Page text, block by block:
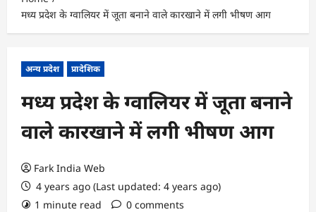
मध्य प्रदेश के ग्वालियर में जूता बनाने वाले कारखाने में लगी भीषण आग
अन्य प्रदेश प्रादेशिक
मध्य प्रदेश के ग्वालियर में जूता बनाने
वाले कारखाने में लगी भीषण आग
Fark India Web
4 years ago (Last updated: 4 years ago)
1 minute read
0 comments